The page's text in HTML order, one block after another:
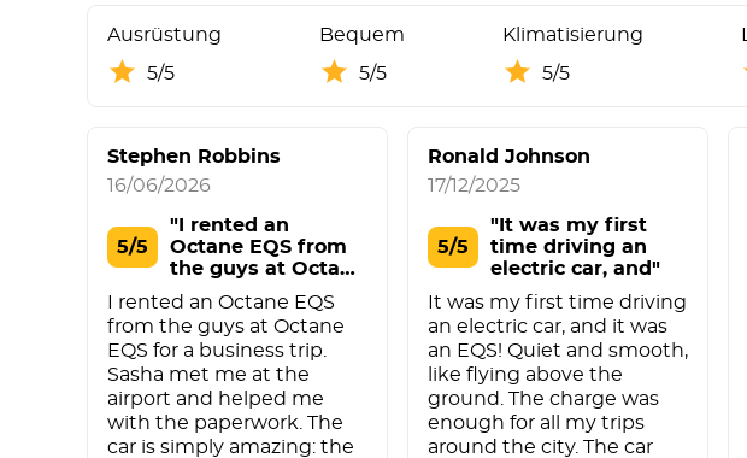
Ausrüstung
5/5
Bequem
5/5
Klimatisierung
5/5
Stephen Robbins
16/06/2026
5/5
"I rented an
Octane EQS from
the guys at Octane
EQS"
I rented an Octane EQS
from the guys at Octane
EQS for a business trip.
Sasha met me at the
airport and helped me
with the paperwork. The
car is simply amazing: the
Ronald Johnson
17/12/2025
5/5
"It was my first
time driving an
electric car, and"
It was my first time driving
an electric car, and it was
an EQS! Quiet and smooth,
like flying above the
ground. The charge was
enough for all my trips
around the city. The car